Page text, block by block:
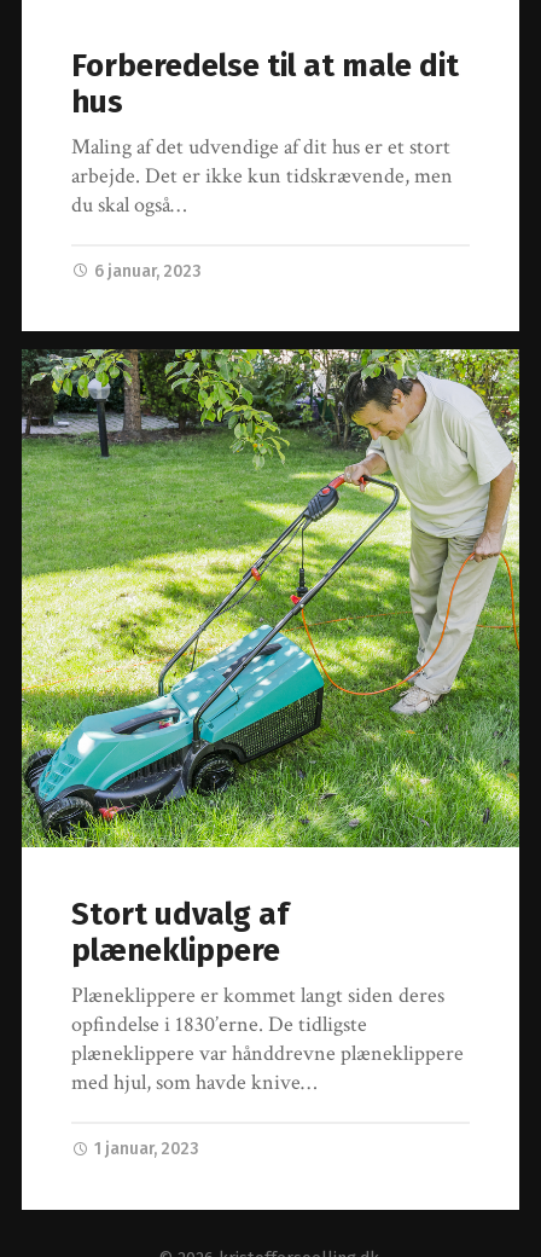
Forberedelse til at male dit
hus
Maling af det udvendige af dit hus er et stort
arbejde. Det er ikke kun tidskrævende, men
du skal også…
6 januar, 2023
Stort udvalg af
plæneklippere
Plæneklippere er kommet langt siden deres
opfindelse i 1830’erne. De tidligste
plæneklippere var hånddrevne plæneklippere
med hjul, som havde knive…
1 januar, 2023